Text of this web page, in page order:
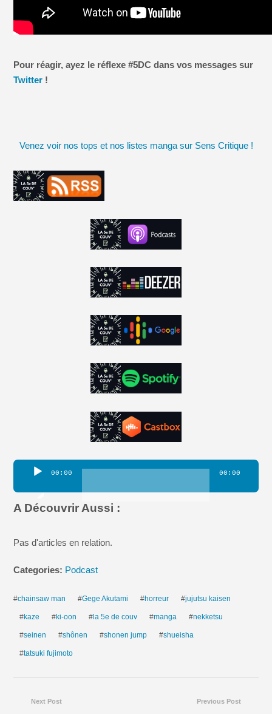
Pour réagir, ayez le réflexe #5DC dans vos messages sur
Twitter !
Venez voir nos tops et nos listes manga sur Sens Critique !
Lecteur
00:00 00:00
A Découvrir Aussi :
Pas d'articles en relation.
Categories: Podcast
#chainsaw man #Gege Akutami #horreur #jujutsu kaisen
#kaze #ki-oon #la 5e de couv #manga #nekketsu
#seinen #shônen #shonen jump #shueisha
#tatsuki fujimoto
Previous Post
Next Post